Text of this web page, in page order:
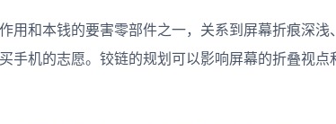
用和本钱的要害零部件之一，关系到屏幕折痕深浅
手机的志愿。铰链的规划可以影响屏幕的折叠视